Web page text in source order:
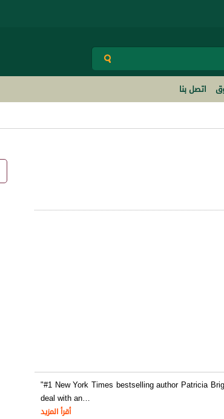
اتصل بنا
"#1 New York Times bestselling author Patricia
deal with an…
أقرأ المزيد